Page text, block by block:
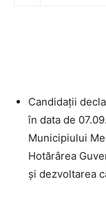
Candidaţii
în data de
Municipiului
Hotărârea
și dezvoltarea